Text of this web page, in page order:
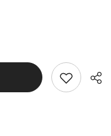
สนใจสิ้นค้านี้